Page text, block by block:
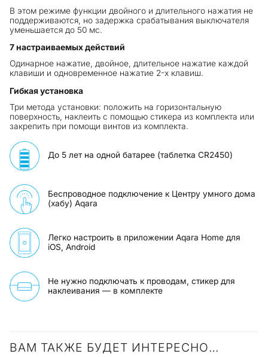
В этом режиме функции двойного и длительного нажатия не
поддерживаются, но задержка срабатывания выключателя
уменьшается до 50 мс.
7 настраиваемых действий
Одинарное нажатие, двойное, длительное нажатие каждой
клавиши и одновременное нажатие 2-х клавиш.
Гибкая установка
Три метода установки: положить на горизонтальную
поверхность, наклеить с помощью стикера из комплекта или
закрепить при помощи винтов из комплекта.
До 5 лет на одной батарее (таблетка CR2450)
Беспроводное подключение к Центру умного дома
(хабу) Aqara
Легко настроить в приложении Aqara Home для
iOS, Android
Не нужно подключать к проводам, стикер для
наклеивания — в комплекте
ВАМ ТАКЖЕ БУДЕТ ИНТЕРЕСНО…